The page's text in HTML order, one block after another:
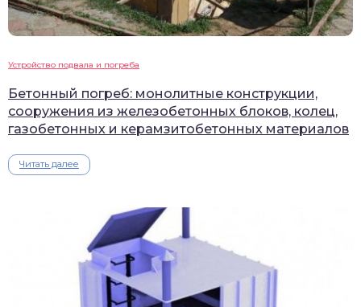
Устройство подвала и погреба
Бетонный погреб: монолитные конструкции,
сооружения из железобетонных блоков, колец,
газобетонных и керамзитобетонных материалов
Читать далее